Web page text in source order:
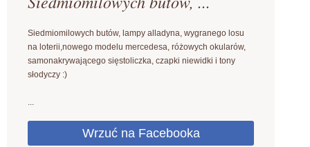
Siedmiomilowych butów, lampy alladyna, wygranego losu
na loterii,nowego modelu mercedesa, różowych okularów,
samonakrywającego sięstoliczka, czapki niewidki i tony
słodyczy :)
...